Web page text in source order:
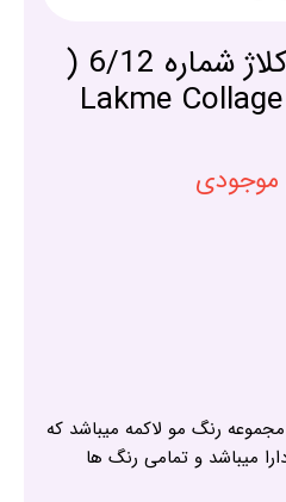
رنگ مو لاکمه سری کلاژ شماره 6/12 (
دودی یاسی تیره ) - Lakme Collage
موجودی
رنگ مو لاکمه میباشد که
میباشد و تمامی رنگ ها